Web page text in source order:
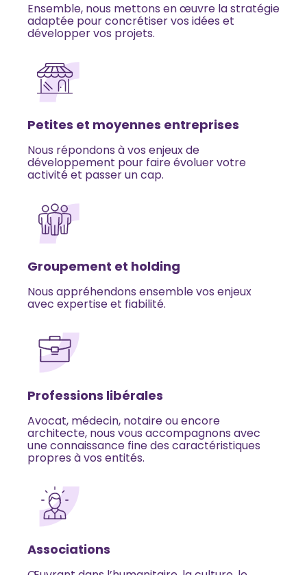
Ensemble, nous mettons en œuvre la stratégie
adaptée pour concrétiser vos idées et
développer vos projets.
Petites et moyennes entreprises
Nous répondons à vos enjeux de
développement pour faire évoluer votre
activité et passer un cap.
Groupement et holding
Nous appréhendons ensemble vos enjeux
avec expertise et fiabilité.
Professions libérales
Avocat, médecin, notaire ou encore
architecte, nous vous accompagnons avec
une connaissance fine des caractéristiques
propres à vos entités.
Associations